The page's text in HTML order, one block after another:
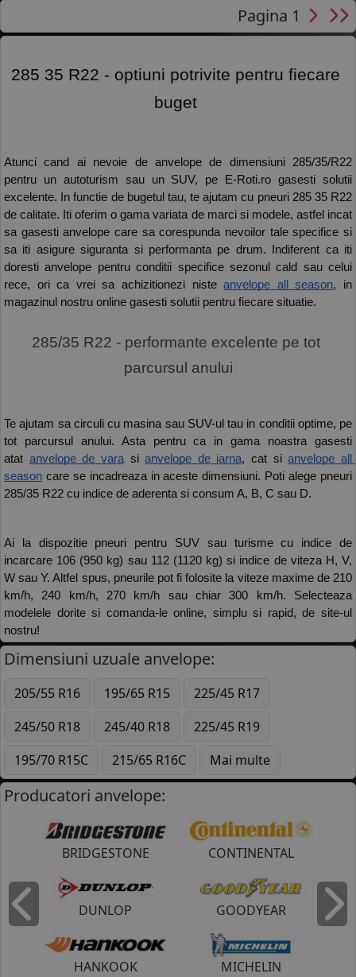
Pagina 1
285 35 R22 - optiuni potrivite pentru fiecare
buget
Atunci cand ai nevoie de anvelope de dimensiuni 285/35/R22
pentru un autoturism sau un SUV, pe E-Roti.ro gasesti solutii
excelente. In functie de bugetul tau, te ajutam cu pneuri 285 35 R22
de calitate. Iti oferim o gama variata de marci si modele, astfel incat
sa gasesti anvelope care sa corespunda nevoilor tale specifice si
sa iti asigure siguranta si performanta pe drum. Indiferent ca iti
doresti anvelope pentru conditii specifice sezonul cald sau celui
rece, ori ca vrei sa achizitionezi niste anvelope all season, in
magazinul nostru online gasesti solutii pentru fiecare situatie.
285/35 R22 - performante excelente pe tot
parcursul anului
Te ajutam sa circuli cu masina sau SUV-ul tau in conditii optime, pe
tot parcursul anului. Asta pentru ca in gama noastra gasesti
atat anvelope de vara si anvelope de iarna, cat si anvelope all
season care se incadreaza in aceste dimensiuni. Poti alege pneuri
285/35 R22 cu indice de aderenta si consum A, B, C sau D.
Ai la dispozitie pneuri pentru SUV sau turisme cu indice de
incarcare 106 (950 kg) sau 112 (1120 kg) si indice de viteza H, V,
W sau Y. Altfel spus, pneurile pot fi folosite la viteze maxime de 210
km/h, 240 km/h, 270 km/h sau chiar 300 km/h. Selecteaza
modelele dorite si comanda-le online, simplu si rapid, de site-ul
nostru!
Dimensiuni uzuale anvelope:
205/55 R16 195/65 R15
225/45 R17
245/50 R18
245/40 R18
225/45 R19
195/70 R15C
215/65 R16C Mai multe
Producatori anvelope:
BRIDGESTONE CONTINENTAL
DUNLOP GOODYEAR
HANKOOK MICHELIN
Inapoi